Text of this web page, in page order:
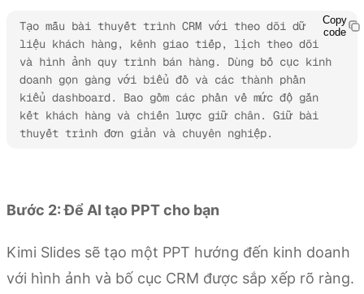
Tạo mẫu bài thuyết trình CRM với theo dõi dữ
liệu khách hàng, kênh giao tiếp, lịch theo dõi
và hình ảnh quy trình bán hàng. Dùng bố cục kinh
doanh gọn gàng với biểu đồ và các thành phần
kiểu dashboard. Bao gồm các phần về mức độ gắn
kết khách hàng và chiến lược giữ chân. Giữ bài
thuyết trình đơn giản và chuyên nghiệp.
Copy
code
Bước 2: Để AI tạo PPT cho bạn
Kimi Slides sẽ tạo một PPT hướng đến kinh doanh
với hình ảnh và bố cục CRM được sắp xếp rõ ràng.